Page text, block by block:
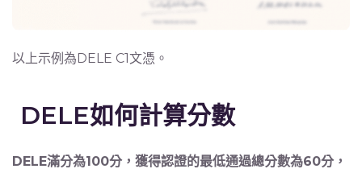
以上示例為DELE C1文憑。
DELE如何計算分數
DELE滿分為100分，獲得認證的最低通過總分數為60分，